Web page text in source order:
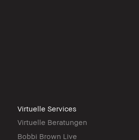
Virtuelle Services
Virtuelle Beratungen
Bobbi Brown Live